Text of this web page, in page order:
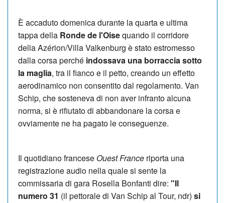
È accaduto domenica durante la quarta e ultima
tappa della Ronde de l'Oisequando il corridore
della Azérion/Villa Valkenburg è stato estromesso
dalla corsa perché indossava una borraccia sotto
la maglia, tra il fianco e il petto, creando un effetto
aerodinamico non consentito dal regolamento. Van
Schip, che sosteneva di non aver infranto alcuna
norma, si è rifiutato di abbandonare la corsa e
ovviamente ne ha pagato le conseguenze.
Il quotidiano francese Ouest France riporta una
registrazione audio nella quale si sente la
commissaria di gara Rosella Bonfanti dire: "Il
numero 31 (il pettorale di Van Schip al Tour, ndr) si